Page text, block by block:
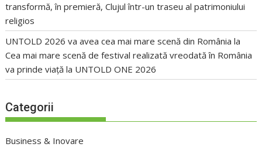
transformă, în premieră, Clujul într-un traseu al patrimoniului
religios
UNTOLD 2026 va avea cea mai mare scenă din România la
Cea mai mare scenă de festival realizată vreodată în România
va prinde viață la UNTOLD ONE 2026
Categorii
Business & Inovare